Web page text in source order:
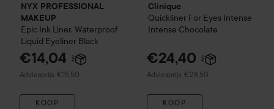
NYX PROFESSIONAL
MAKEUP
Epic Ink Liner, Waterproof
Liquid Eyeliner Black
€14,04
Adviesprijs: €15,50
Aanbevolen prijs €15,50
KOOP
Clinique
Quickliner For Eyes Intense
Intense Chocolate
€24,40
Adviesprijs: €28,50
Aanbevolen prijs €28,50
KOOP